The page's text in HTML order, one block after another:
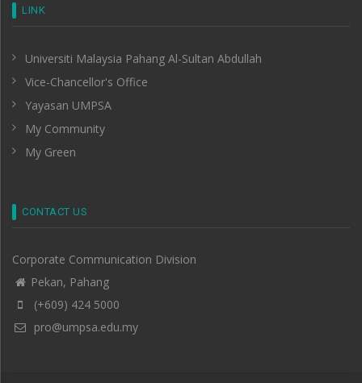
LINK
Universiti Malaysia Pahang Al-Sultan Abdullah
Vice-Chancellor's Office
Yayasan UMPSA
My Community
My Green
CONTACT US
Corporate Communication Division
Pekan, Pahang
(+609) 424 5000
pro@umpsa.edu.my